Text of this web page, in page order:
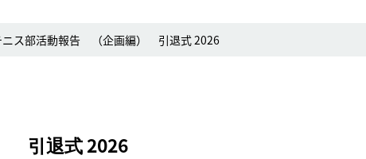
ニス部活動報告 （企画編） 引退式 2026
引退式 2026